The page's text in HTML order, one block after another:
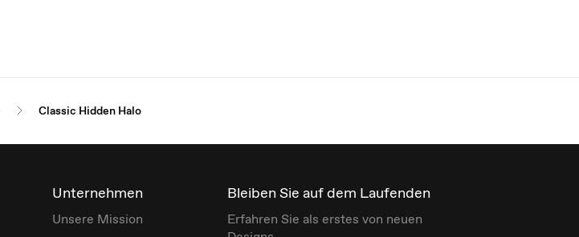
Classic Hidden Halo
Unternehmen
Unsere Mission
Bleiben Sie auf dem Laufenden
Erfahren Sie als erstes von neuen